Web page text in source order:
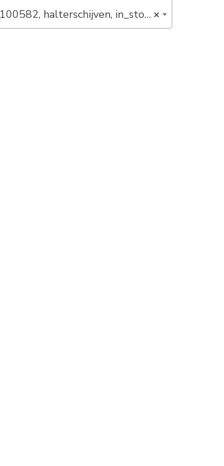
×
100582, halterschijven, in_stock, olympisch, schijven (6)